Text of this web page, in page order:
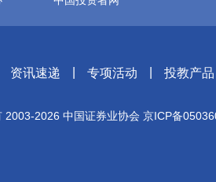
资讯速递 专项活动 投教产品
2003-2026 中国证券业协会 京ICP备